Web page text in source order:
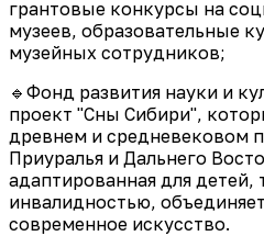
грантовые конкурсы на
музеев, образовательные
музейных сотрудников;
🔹Фонд развития науки и
проект "Сны Сибири",
древнем и средневековом
Приуралья и Дальнего
адаптированная для детей,
инвалидностью,
современное искусство.